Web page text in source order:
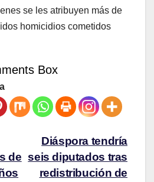
se les atribuyen más de
homicidios cometidos
Box
Diáspora tendría
seis diputados tras
redistribución de
de